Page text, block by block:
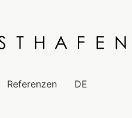
Referenzen
DE